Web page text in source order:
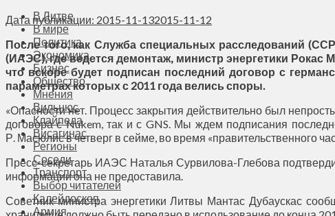
В Литве
В мире
Политика
Экономика
Бизнес
Общество
Мнения
Вильнюс
Клайпеда
Висагинас
Регионы
Соседи
Транспорт
Выбор читателей
Калейдоскоп
Армия
Дата публикации: 2015-11-132015-11-12
После того, как Служба специальных расследований
(ИАЭС), где ведется демонтаж, министр энергетики
что вскоре будет подписан последний договор с
параметрах которых с 2011 года велись споры.
«Опасности нет. Процесс закрытия действительно был
договора с Nukem, так и с GNS. Мы ждем подписания
Р. Масюлис в четверг в сейме, во время «правительственного
Пресс-секретарь ИАЭС Наталья Сурвилова-Глебова
информации она не предоставила.
Советник министра энергетики Литвы Мантас Дубаускас